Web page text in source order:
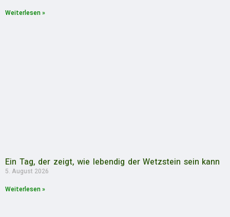
Weiterlesen »
Ein Tag, der zeigt, wie lebendig der Wetzstein sein kann
5. August 2026
Weiterlesen »